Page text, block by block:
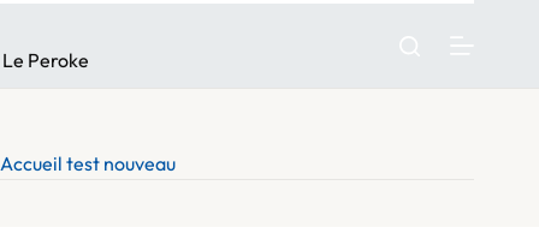
contenu
Le Peroke
Accueil test nouveau